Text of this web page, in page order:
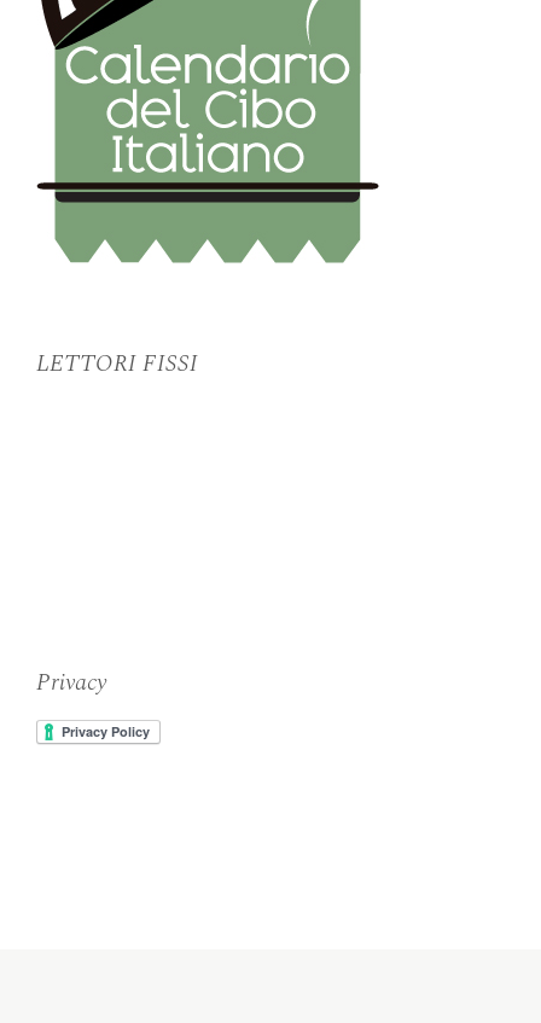
LETTORI FISSI
Privacy